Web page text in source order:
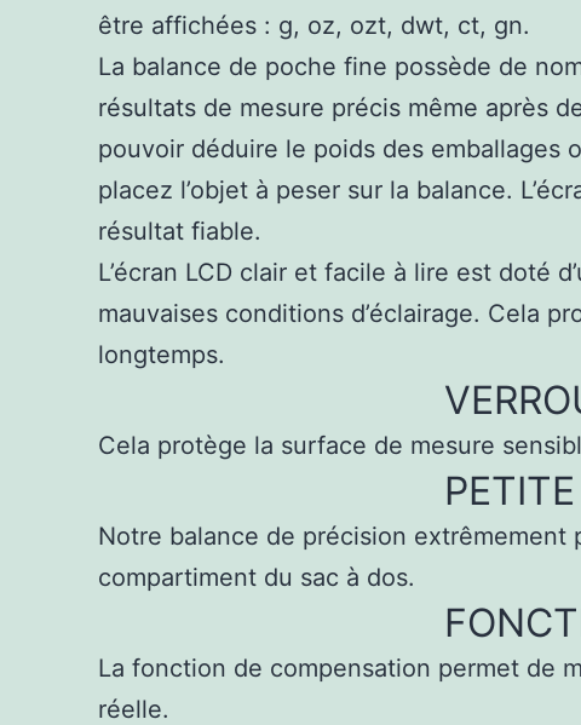
être affichées : g, oz, ozt, dwt, ct, gn.
La balance de poche fine possède de
résultats de mesure précis même après
pouvoir déduire le poids des emballages
placez l’objet à peser sur la balance.
résultat fiable.
L’écran LCD clair et facile à lire est doté
mauvaises conditions d’éclairage. Cela
longtemps.
Cela protège la surface de mesure
Notre balance de précision
compartiment du sac à dos.
La fonction de compensation permet de
réelle.